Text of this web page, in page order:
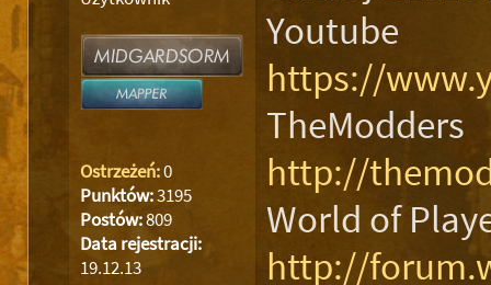
Ostrzeżeń:0
Punktów:3195
Postów:809
Data rejestracji:
19.12.13
Youtube
https://
TheModders
http://
World of
http://